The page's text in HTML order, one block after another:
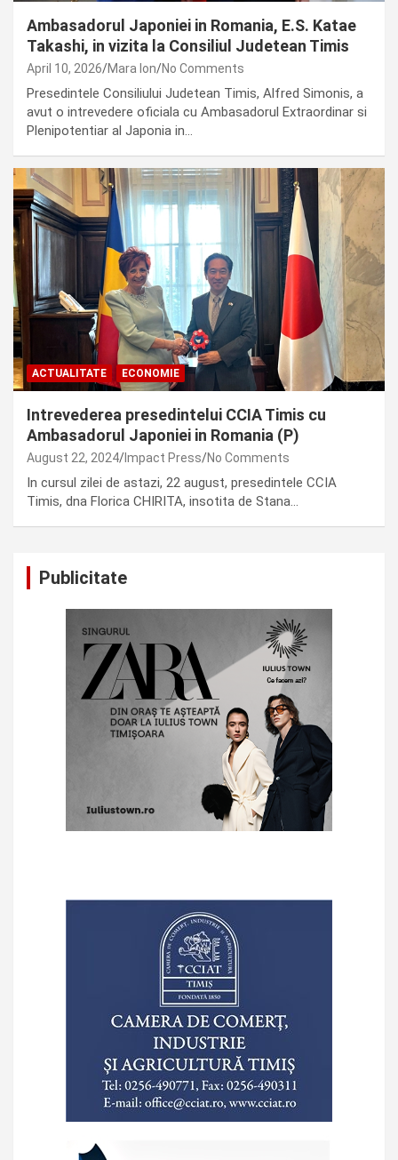
Ambasadorul Japoniei in Romania, E.S. Katae
Takashi, in vizita la Consiliul Judetean Timis
April 10, 2026 Mara Ion No Comments
Presedintele Consiliului Judetean Timis, Alfred Simonis, a
avut o intrevedere oficiala cu Ambasadorul Extraordinar si
Plenipotentiar al Japonia in…
ACTUALITATE ECONOMIE
Intrevederea presedintelui CCIA Timis cu
Ambasadorul Japoniei in Romania (P)
August 22, 2024 Impact Press No Comments
In cursul zilei de astazi, 22 august, presedintele CCIA
Timis, dna Florica CHIRITA, insotita de Stana…
Publicitate